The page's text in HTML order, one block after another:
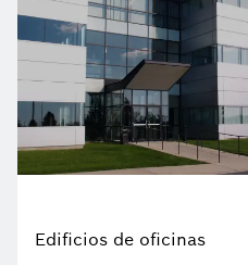
Edificios de oficinas